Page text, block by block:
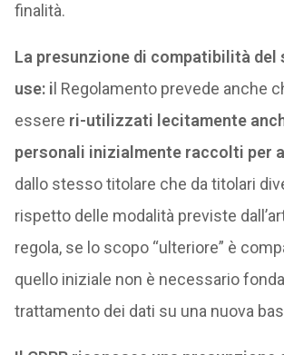
finalità.
La presunzione di compatibilità del
use: i l Regolamento prevede anche
essere ri-utilizzati lecitamente
personali inizialmente raccolti per
dallo stesso titolare che da titolari
rispetto delle modalità previste
regola, se lo scopo “ulteriore” è
quello iniziale non è necessario
trattamento dei dati su una nuova